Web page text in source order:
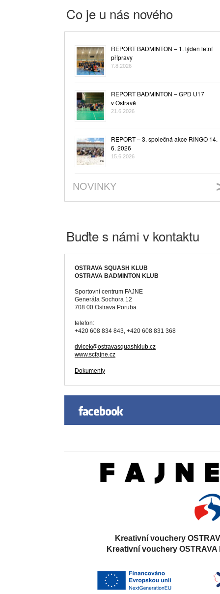
Co je u nás nového
REPORT BADMINTON – 1. týden letní
přípravy
7.8.2026
REPORT BADMINTON – GPD U17
v Ostravě
21.6.2026
REPORT – 3. společná akce RINGO 14.
6. 2026
15.6.2026
NOVINKY
Buďte s námi v kontaktu
OSTRAVA SQUASH KLUB
OSTRAVA BADMINTON KLUB
Sportovní centrum FAJNE
Generála Sochora 12
708 00 Ostrava Poruba
telefon:
+420 608 834 843, +420 608 831 368
dvlcek@ostravasquashklub.cz
www.scfajne.cz
Dokumenty
Kreativní vouchery
Kreativní vouchery OSTRAVA